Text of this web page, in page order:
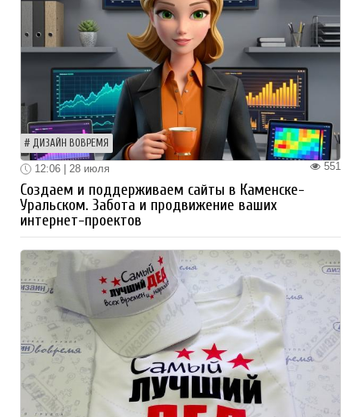
ДИЗАЙН ВОВРЕМЯ
551
12:06 | 28 июля
Создаем и поддерживаем сайты в Каменске-
Уральском. Забота и продвижение ваших
интернет-проектов